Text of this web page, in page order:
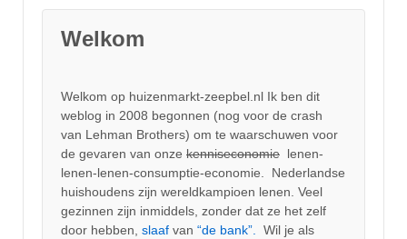
Welkom
Welkom op huizenmarkt-zeepbel.nl Ik ben dit
weblog in 2008 begonnen (nog voor de crash
van Lehman Brothers) om te waarschuwen voor
de gevaren van onze kenniseconomie lenen-
lenen-lenen-consumptie-economie. Nederlandse
huishoudens zijn wereldkampioen lenen. Veel
gezinnen zijn inmiddels, zonder dat ze het zelf
door hebben, slaaf van “de bank”.
Wil je als